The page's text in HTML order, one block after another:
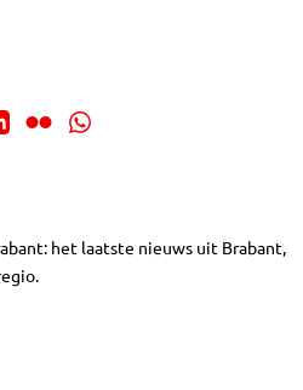
het laatste nieuws uit Brabant,